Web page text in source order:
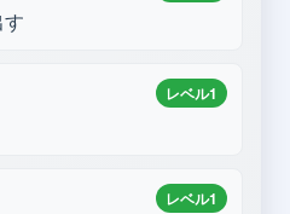
レベル1
レベル1